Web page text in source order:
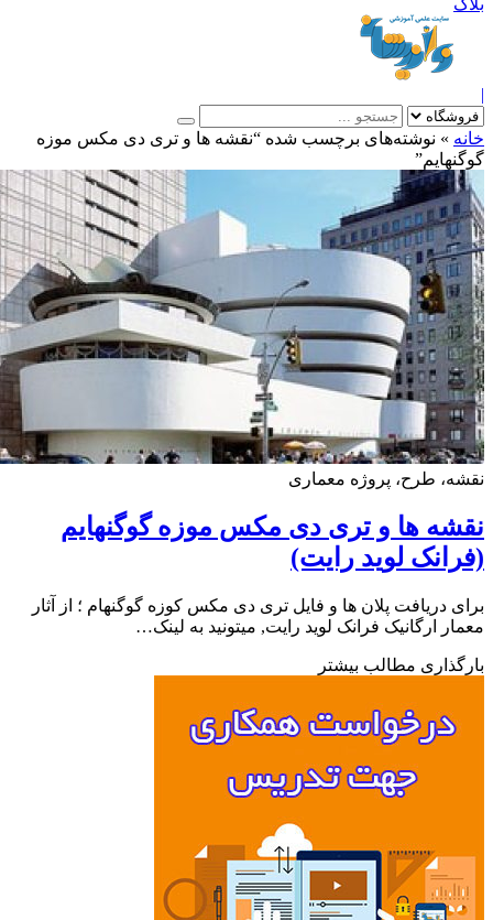
»نوشته‌های برچسب شده “نقشه ها و تری دی مکس موزه
طرح، پروژه معماری
ها و تری دی مکس موزه گوگنهایم
لوید رایت)
دریافت پلان ها و فایل تری دی مکس کوزه گوگنهام ؛ از آثار
ارگانیک فرانک لوید رایت, میتونید به لینک…
مطالب بیشتر